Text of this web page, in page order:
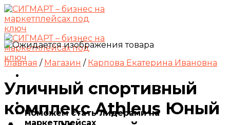
Skip
to
content
Поможем стать лидерами на
маркетплейсах
Главная / Магазин / Карпова Екатерина Ивановна
Уличный спортивный
комплекс Athleus Юный